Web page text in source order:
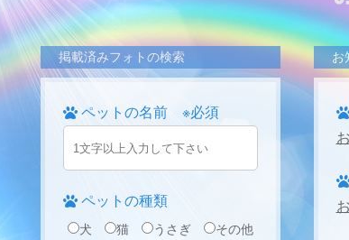
掲載済みフォトの検索
ペットの名前 ※必須
ペットの種類
犬 猫 うさぎ その他
お